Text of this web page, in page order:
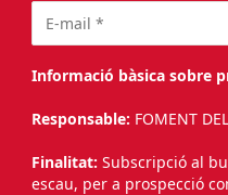
Informació bàsica sobre
Responsable: FOMENT
Finalitat: Subscripció al
escau, per a prospecció